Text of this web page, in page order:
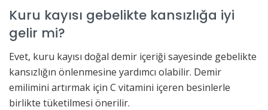
Kuru kayısı gebelikte kansızlığa iyi
gelir mi?
Evet, kuru kayısı doğal demir içeriği sayesinde gebelikte
kansızlığın önlenmesine yardımcı olabilir. Demir
emilimini artırmak için C vitamini içeren besinlerle
birlikte tüketilmesi önerilir.